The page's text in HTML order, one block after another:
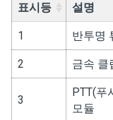
표시등 설명
1 반투명
2 금속 클
3
PTT(푸
모듈